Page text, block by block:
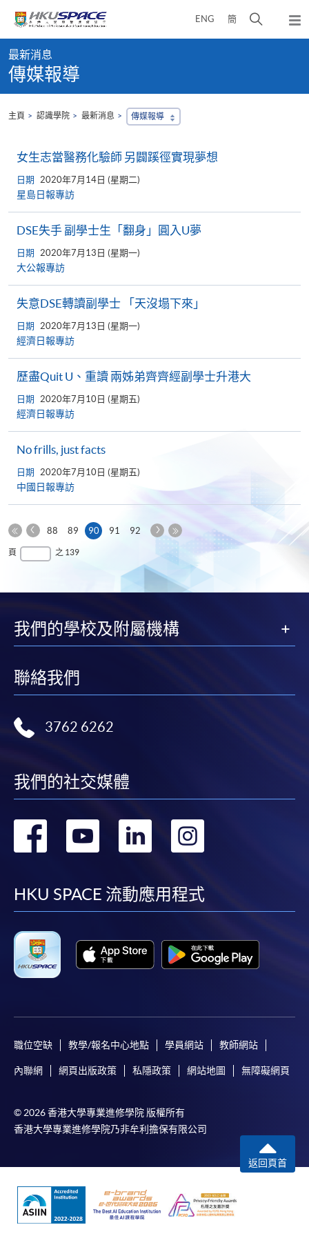
content
ENG 簡
開
彈
出
content
start
最新消息
傳媒報導
主頁 認識學院 最新消息 傳媒報導
女生志當醫務化驗師 另闢蹊徑實現夢想
日期 2020年7月14日 (星期二)
星島日報專訪
DSE失手 副學士生「翻身」圓入U夢
日期 2020年7月13日 (星期一)
大公報專訪
失意DSE轉讀副學士 「天沒塌下來」
日期 2020年7月13日 (星期一)
經濟日報專訪
歷盡Quit U、重讀 兩姊弟齊齊經副學士升港大
日期 2020年7月10日 (星期五)
經濟日報專訪
No frills, just facts
日期 2020年7月10日 (星期五)
中國日報專訪
第
一
上
88 89 90本
91 92
下
頁
最
頁 之 139
我們的學校及附屬機構
聯絡我們
3762 6262
我們的社交媒體
轉
facebook
轉
youtube
轉
linkedin
轉
HKU SPACE 流動應用程式
職位空缺 教學/報名中心地點 學員網站 教師網站
內聯網 網頁出版政策 私隱政策 網站地圖 無障礙網頁
© 2026 香港大學專業進修學院 版權所有
香港大學專業進修學院乃非牟利擔保有限公司
返回頁首